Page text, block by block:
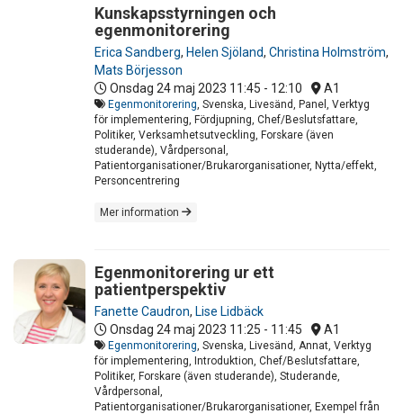
Kunskapsstyrningen och
egenmonitorering
Erica Sandberg, Helen Sjöland, Christina Holmström,
Mats Börjesson
Onsdag 24 maj 2023 11:45 - 12:10 A1
Egenmonitorering , Svenska, Livesänd, Panel, Verktyg
för implementering, Fördjupning, Chef/Beslutsfattare,
Politiker, Verksamhetsutveckling, Forskare (även
studerande), Vårdpersonal,
Patientorganisationer/Brukarorganisationer, Nytta/effekt,
Personcentrering
Mer information
Egenmonitorering ur ett
patientperspektiv
Fanette Caudron, Lise Lidbäck
Onsdag 24 maj 2023 11:25 - 11:45 A1
Egenmonitorering , Svenska, Livesänd, Annat, Verktyg
för implementering, Introduktion, Chef/Beslutsfattare,
Politiker, Forskare (även studerande), Studerande,
Vårdpersonal,
Patientorganisationer/Brukarorganisationer, Exempel från